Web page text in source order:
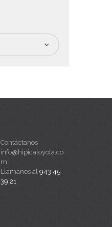
Contáctanos
info@hipicaloyola.co
m
Llámanos al 943 45
39 21